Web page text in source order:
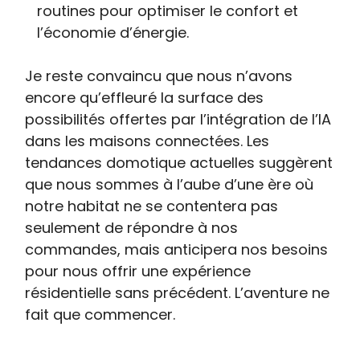
routines pour optimiser le confort et
l’économie d’énergie.
Je reste convaincu que nous n’avons
encore qu’effleuré la surface des
possibilités offertes par l’intégration de l’IA
dans les maisons connectées. Les
tendances domotique actuelles suggèrent
que nous sommes à l’aube d’une ère où
notre habitat ne se contentera pas
seulement de répondre à nos
commandes, mais anticipera nos besoins
pour nous offrir une expérience
résidentielle sans précédent. L’aventure ne
fait que commencer.